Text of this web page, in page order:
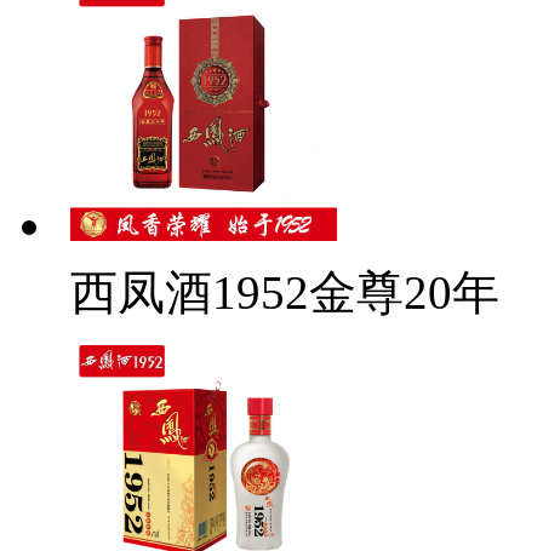
西凤酒1952金尊20年